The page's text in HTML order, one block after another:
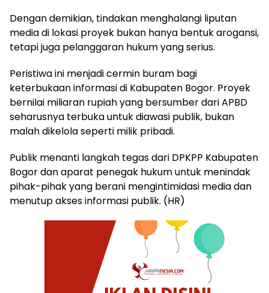
Dengan demikian, tindakan menghalangi liputan
media di lokasi proyek bukan hanya bentuk arogansi,
tetapi juga pelanggaran hukum yang serius.
Peristiwa ini menjadi cermin buram bagi
keterbukaan informasi di Kabupaten Bogor. Proyek
bernilai miliaran rupiah yang bersumber dari APBD
seharusnya terbuka untuk diawasi publik, bukan
malah dikelola seperti milik pribadi.
Publik menanti langkah tegas dari DPKPP Kabupaten
Bogor dan aparat penegak hukum untuk menindak
pihak-pihak yang berani mengintimidasi media dan
menutup akses informasi publik. (HR)